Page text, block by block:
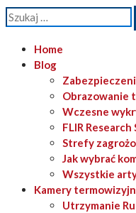
Szukaj:
Home
Blog
Obrazowanie
Wczesne
FLIR
Strefy
Jak wybrać
Wszystkie
Kamery
Utrzymanie